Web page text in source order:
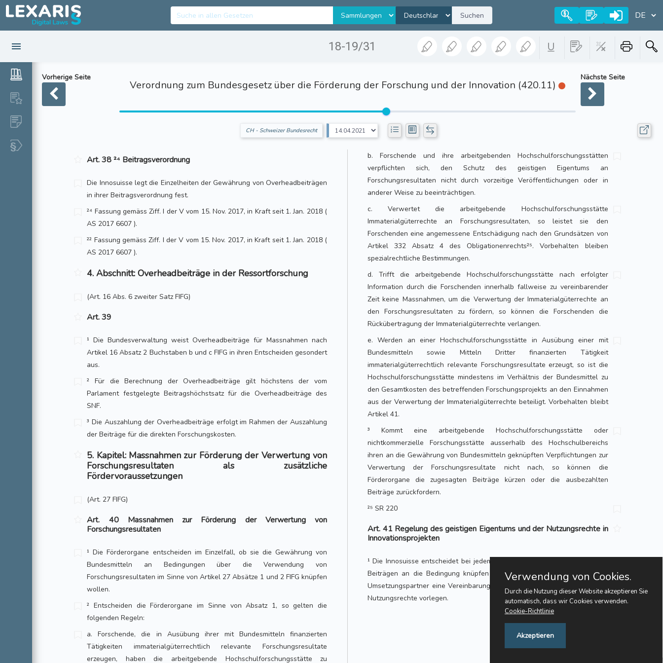
Suchen
18-19/31
Vorherige Seite
Verordnung zum Bundesgesetz über die Förderung der Forschung und der Innovation (420.11)
Nächste Seite
CH - Schweizer Bundesrecht
Art. 38 ²⁴ Beitragsverordnung
Die Innosuisse legt die Einzelheiten der Gewährung von Overheadbeiträgen
in ihrer Beitragsverordnung fest.
²⁴ Fassung gemäss Ziff. I der V vom 15. Nov. 2017, in Kraft seit 1. Jan. 2018 (
AS 2017 6607 ).
²² Fassung gemäss Ziff. I der V vom 15. Nov. 2017, in Kraft seit 1. Jan. 2018 (
AS 2017 6607 ).
4. Abschnitt: Overheadbeiträge in der Ressortforschung
(Art. 16 Abs. 6 zweiter Satz FIFG)
Art. 39
¹ Die Bundesverwaltung weist Overheadbeiträge für Massnahmen nach
Artikel 16 Absatz 2 Buchstaben b und c FIFG in ihren Entscheiden gesondert
aus.
² Für die Berechnung der Overheadbeiträge gilt höchstens der vom
Parlament festgelegte Beitragshöchstsatz für die Overheadbeiträge des
SNF.
³ Die Auszahlung der Overheadbeiträge erfolgt im Rahmen der Auszahlung
der Beiträge für die direkten Forschungskosten.
5. Kapitel: Massnahmen zur Förderung der Verwertung von
Forschungsresultaten als zusätzliche
Fördervoraussetzungen
(Art. 27 FIFG)
Art. 40 Massnahmen zur Förderung der Verwertung von
Forschungsresultaten
¹ Die Förderorgane entscheiden im Einzelfall, ob sie die Gewährung von
Bundesmitteln an Bedingungen über die Verwendung von
Forschungsresultaten im Sinne von Artikel 27 Absätze 1 und 2 FIFG knüpfen
wollen.
² Entscheiden die Förderorgane im Sinne von Absatz 1, so gelten die
folgenden Regeln:
a. Forschende, die in Ausübung ihrer mit Bundesmitteln finanzierten
Tätigkeiten immaterialgüterrechtlich relevante Forschungsresultate
erzeugen, haben die arbeitgebende Hochschulforschungsstätte zu
b. Forschende und ihre arbeitgebenden Hochschulforschungsstätten
verpflichten sich, den Schutz des geistigen Eigentums an
Forschungsresultaten nicht durch vorzeitige Veröffentlichungen oder in
anderer Weise zu beeinträchtigen.
c. Verwertet die arbeitgebende Hochschulforschungsstätte
Immaterialgüterrechte an Forschungsresultaten, so leistet sie den
Forschenden eine angemessene Entschädigung nach den Grundsätzen von
Artikel 332 Absatz 4 des Obligationenrechts²⁵. Vorbehalten bleiben
spezialrechtliche Bestimmungen.
d. Trifft die arbeitgebende Hochschulforschungsstätte nach erfolgter
Information durch die Forschenden innerhalb fallweise zu vereinbarender
Zeit keine Massnahmen, um die Verwertung der Immaterialgüterrechte an
den Forschungsresultaten zu fördern, so können die Forschenden die
Rückübertragung der Immaterialgüterrechte verlangen.
e. Werden an einer Hochschulforschungsstätte in Ausübung einer mit
Bundesmitteln sowie Mitteln Dritter finanzierten Tätigkeit
immaterialgüterrechtlich relevante Forschungsresultate erzeugt, so ist die
Hochschulforschungsstätte mindestens im Verhältnis der Bundesmittel zu
den Gesamtkosten des betreffenden Forschungsprojekts an den Einnahmen
aus der Verwertung der Immaterialgüterrechte beteiligt. Vorbehalten bleibt
Artikel 41.
³ Kommt eine arbeitgebende Hochschulforschungsstätte oder
nichtkommerzielle Forschungsstätte ausserhalb des Hochschulbereichs
ihren an die Gewährung von Bundesmitteln geknüpften Verpflichtungen zur
Verwertung der Forschungsresultate nicht nach, so können die
Förderorgane die zugesagten Beiträge kürzen oder die ausbezahlten
Beiträge zurückfordern.
²⁵ SR 220
Art. 41 Regelung des geistigen Eigentums und der Nutzungsrechte in
Innovationsprojekten
¹ Die Innosuisse entscheidet bei jedem Gesuch, ob sie die Gewährung von
Beiträgen an die Bedingung knüpfen will, dass die Forschungs- und die
Umsetzungspartner eine Vereinbarung über das geistige Eigentum und die
Nutzungsrechte vorlegen.
Verwendung von Cookies.
Durch die Nutzung dieser Website akzeptieren Sie
automatisch, dass wir Cookies verwenden.
Cookie-Richtlinie
Akzeptieren